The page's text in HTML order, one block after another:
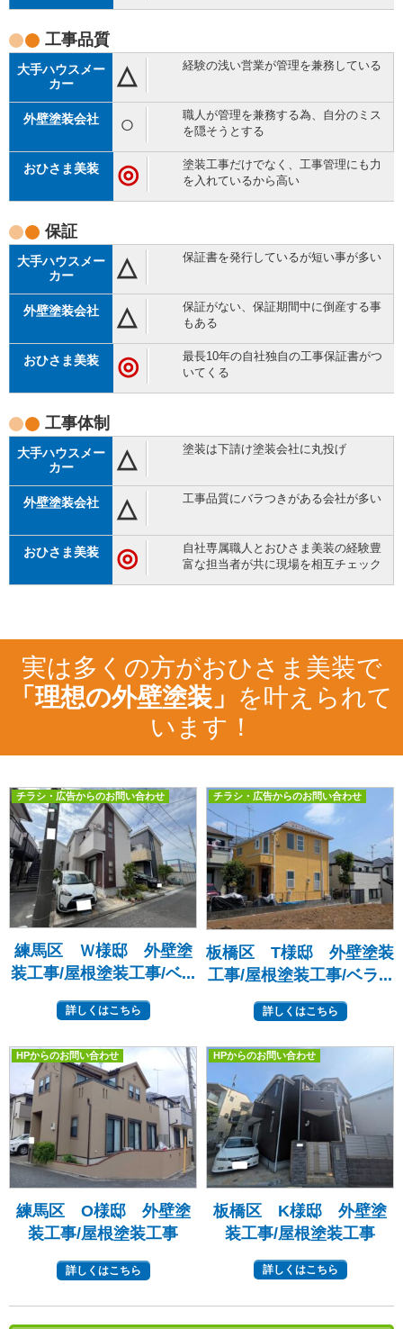
工事品質
△ 経験の浅い営業が管理を兼務している
○
職人が管理を兼務する為、自分のミス
を隠そうとする
◎
塗装工事だけでなく、工事管理にも力
を入れているから高い
保証
△ 保証書を発行しているが短い事が多い
△
保証がない、保証期間中に倒産する事
もある
◎
最長10年の自社独自の工事保証書がつ
いてくる
工事体制
△ 塗装は下請け塗装会社に丸投げ
△ 工事品質にバラつきがある会社が多い
◎
自社専属職人とおひさま美装の経験豊
富な担当者が共に現場を相互チェック
実は多くの方がおひさま美装で
「理想の外壁塗装」 を叶えられて
います！
チラシ・広告からのお問い合わせ
練馬区 Ｗ様邸 外壁塗
装工事/屋根塗装工事/ベ...
詳しくはこちら
チラシ・広告からのお問い合わせ
板橋区 T様邸 外壁塗装
工事/屋根塗装工事/ベラ...
詳しくはこちら
HPからのお問い合わせ
練馬区 O様邸 外壁塗
装工事/屋根塗装工事
詳しくはこちら
HPからのお問い合わせ
板橋区 K様邸 外壁塗
装工事/屋根塗装工事
詳しくはこちら